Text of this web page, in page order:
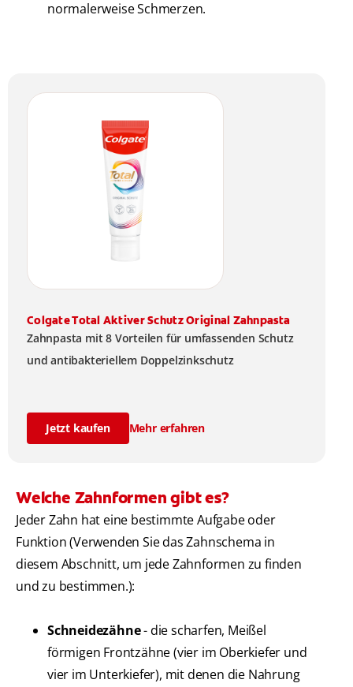
normalerweise Schmerzen.
Colgate Total Aktiver Schutz Original Zahnpasta
Zahnpasta mit 8 Vorteilen für umfassenden Schutz
und antibakteriellem Doppelzinkschutz
Jetzt kaufen Mehr erfahren
Welche Zahnformen gibt es?
Jeder Zahn hat eine bestimmte Aufgabe oder
Funktion (Verwenden Sie das Zahnschema in
diesem Abschnitt, um jede Zahnformen zu finden
und zu bestimmen.):
Schneidezähne- die scharfen, Meißel
förmigen Frontzähne (vier im Oberkiefer und
vier im Unterkiefer), mit denen die Nahrung